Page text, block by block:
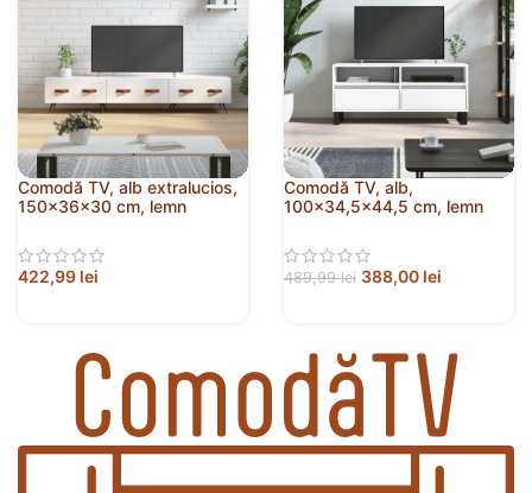
Comodă TV, alb extralucios,
150x36x30 cm, lemn
422,99 lei
Comodă TV, alb,
100×34,5×44,5 cm, lemn
489,99lei 388,00 lei